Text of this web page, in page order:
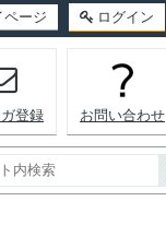
ページ ログイン
登録 お問い合わせ